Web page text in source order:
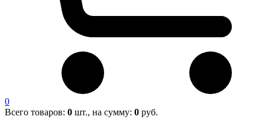
0
Всего товаров: 0 шт., на сумму: 0 руб.